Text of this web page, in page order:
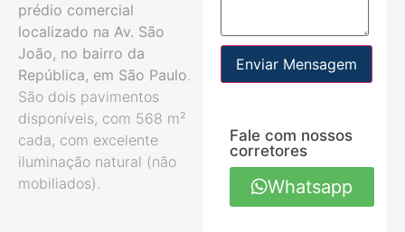
prédio comercial
localizado na Av. São
João, no bairro da
República, em São Paulo.
São dois pavimentos
disponíveis, com 568 m²
cada, com excelente
iluminação natural (não
mobiliados).
Enviar Mensagem
Fale com nossos
corretores
Whatsapp